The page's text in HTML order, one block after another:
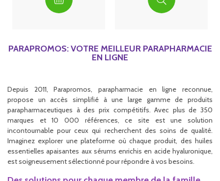
PARAPROMOS: VOTRE MEILLEUR PARAPHARMACIE
EN LIGNE
Depuis 2011, Parapromos, parapharmacie en ligne reconnue,
propose un accès simplifié à une large gamme de produits
parapharmaceutiques à des prix compétitifs. Avec plus de 350
marques et 10 000 références, ce site est une solution
incontournable pour ceux qui recherchent des soins de qualité.
Imaginez explorer une plateforme où chaque produit, des huiles
essentielles apaisantes aux sérums enrichis en acide hyaluronique,
est soigneusement sélectionné pour répondre à vos besoins.